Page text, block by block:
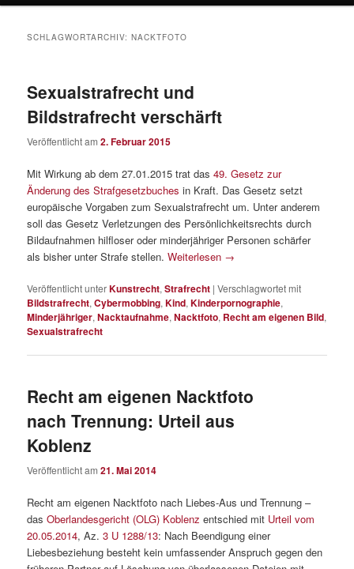
SCHLAGWORTARCHIV:NACKTFOTO
Sexualstrafrecht und
Bildstrafrecht verschärft
Veröffentlicht am2. Februar 2015
Mit Wirkung ab dem 27.01.2015 trat das49. Gesetz zur
Änderung des Strafgesetzbuchesin Kraft. Das Gesetz setzt
europäische Vorgaben zum Sexualstrafrecht um. Unter anderem
soll das Gesetz Verletzungen des Persönlichkeitsrechts durch
Bildaufnahmen hilfloser oder minderjähriger Personen schärfer
als bisher unter Strafe stellen.Weiterlesen →
Veröffentlicht unterKunstrecht,Strafrecht |Verschlagwortet mit
Bildstrafrecht,Cybermobbing,Kind,Kinderpornographie,
Minderjähriger,Nacktaufnahme,Nacktfoto, Recht am eigenen Bild,
Sexualstrafrecht
Recht am eigenen Nacktfoto
nach Trennung: Urteil aus
Koblenz
Veröffentlicht am21. Mai 2014
Recht am eigenen Nacktfoto nach Liebes-Aus und Trennung –
dasOberlandesgericht (OLG) Koblenz entschied mit Urteil vom
20.05.2014, Az.3 U 1288/13: Nach Beendigung einer
Liebesbeziehung besteht kein umfassender Anspruch gegen den